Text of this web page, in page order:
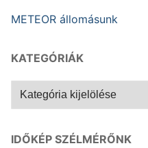
METEOR állomásunk
KATEGÓRIÁK
Kategóriák
IDŐKÉP SZÉLMÉRŐNK